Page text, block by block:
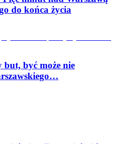
do końca życia
być może nie